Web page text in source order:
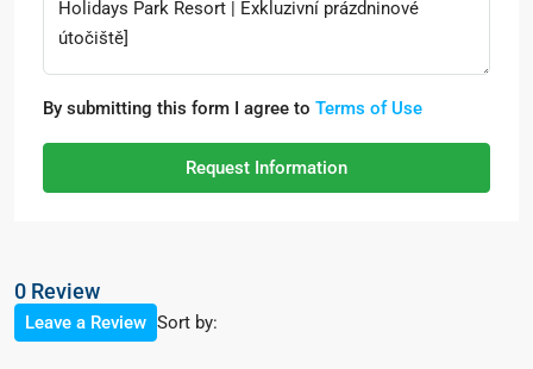
By submitting this form I agree to Terms of Use
Request Information
0 Review
Sort by:
Leave a Review